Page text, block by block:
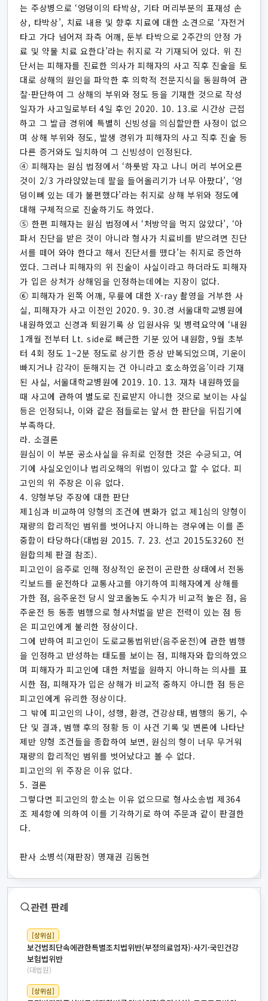
는 주상병으로 ‘엉덩이의 타박상, 기타 머리부분의 표재성 손
상, 타박상’, 치료 내용 및 향후 치료에 대한 소견으로 ‘자전거
타고 가다 넘어져 좌측 어깨, 둔부 타박으로 2주간의 안정 가
료 및 약물 치료 요한다’라는 취지로 각 기재되어 있다. 위 진
단서는 피해자를 진료한 의사가 피해자의 사고 직후 진술을 토
대로 상해의 원인을 파악한 후 의학적 전문지식을 동원하여 관
찰·판단하여 그 상해의 부위와 정도 등을 기재한 것으로 작성
일자가 사고일로부터 4일 후인 2020. 10. 13.로 시간상 근접
하고 그 발급 경위에 특별히 신빙성을 의심할만한 사정이 없으
며 상해 부위와 정도, 발생 경위가 피해자의 사고 직후 진술 등
다른 증거와도 일치하여 그 신빙성이 인정된다.
④ 피해자는 원심 법정에서 ‘하룻밤 자고 나니 머리 부어오른
것이 2/3 가라앉았는데 팔을 들어올리기가 너무 아팠다’, ‘엉
덩이뼈 있는 데가 불편했다’라는 취지로 상해 부위와 정도에
대해 구체적으로 진술하기도 하였다.
⑤ 한편 피해자는 원심 법정에서 ‘처방약을 먹지 않았다’, ‘아
파서 진단을 받은 것이 아니라 형사가 치료비를 받으려면 진단
서를 떼어 와야 한다고 해서 진단서를 뗐다’는 취지로 증언하
였다. 그러나 피해자의 위 진술이 사실이라고 하더라도 피해자
가 입은 상처가 상해임을 인정하는데에는 지장이 없다.
⑥ 피해자가 왼쪽 어깨, 무릎에 대한 X-ray 촬영을 거부한 사
실, 피해자가 사고 이전인 2020. 9. 30.경 서울대학교병원에
내원하였고 신경과 퇴원기록 상 입원사유 및 병력요약에 ‘내원
1개월 전부터 Lt. side로 뻐근한 기분 있어 내원함, 9월 초부
터 4회 정도 1~2분 정도로 상기한 증상 반복되었으며, 기운이
빠지거나 감각이 둔해지는 건 아니라고 호소하였음’이라 기재
된 사실, 서울대학교병원에 2019. 10. 13. 재차 내원하였을
때 사고에 관하여 별도로 진료받지 아니한 것으로 보이는 사실
등은 인정되나, 이와 같은 점들로는 앞서 한 판단을 뒤집기에
부족하다.
라. 소결론
원심이 이 부분 공소사실을 유죄로 인정한 것은 수긍되고, 여
기에 사실오인이나 법리오해의 위법이 있다고 할 수 없다. 피
고인의 위 주장은 이유 없다.
4. 양형부당 주장에 대한 판단
제1심과 비교하여 양형의 조건에 변화가 없고 제1심의 양형이
재량의 합리적인 범위를 벗어나지 아니하는 경우에는 이를 존
중함이 타당하다(대법원 2015. 7. 23. 선고 2015도3260 전
원합의체 판결 참조).
피고인이 음주로 인해 정상적인 운전이 곤란한 상태에서 전동
킥보드를 운전하다 교통사고를 야기하여 피해자에게 상해를
가한 점, 음주운전 당시 알코올농도 수치가 비교적 높은 점, 음
주운전 등 동종 범행으로 형사처벌을 받은 전력이 있는 점 등
은 피고인에게 불리한 정상이다.
그에 반하여 피고인이 도로교통법위반(음주운전)에 관한 범행
을 인정하고 반성하는 태도를 보이는 점, 피해자와 합의하였으
며 피해자가 피고인에 대한 처벌을 원하지 아니하는 의사를 표
시한 점, 피해자가 입은 상해가 비교적 중하지 아니한 점 등은
피고인에게 유리한 정상이다.
그 밖에 피고인의 나이, 성행, 환경, 건강상태, 범행의 동기, 수
단 및 결과, 범행 후의 정황 등 이 사건 기록 및 변론에 나타난
제반 양형 조건들을 종합하여 보면, 원심의 형이 너무 무거워
재량의 합리적인 범위를 벗어났다고 볼 수 없다.
피고인의 위 주장은 이유 없다.
5. 결론
그렇다면 피고인의 항소는 이유 없으므로 형사소송법 제364
조 제4항에 의하여 이를 기각하기로 하여 주문과 같이 판결한
다.
판사 소병석(재판장) 명재권 김동현
관련 판례
[상위심]
보건범죄단속에관한특별조치법위반(부정의료업자)·사기·국민건강
보험법위반
(대법원)
[상위심]